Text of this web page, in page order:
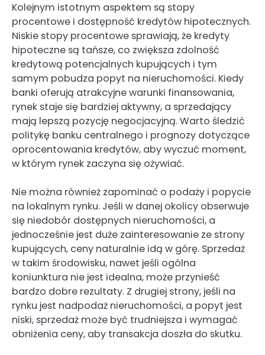
Kolejnym istotnym aspektem są stopy
procentowe i dostępność kredytów hipotecznych.
Niskie stopy procentowe sprawiają, że kredyty
hipoteczne są tańsze, co zwiększa zdolność
kredytową potencjalnych kupujących i tym
samym pobudza popyt na nieruchomości. Kiedy
banki oferują atrakcyjne warunki finansowania,
rynek staje się bardziej aktywny, a sprzedający
mają lepszą pozycję negocjacyjną. Warto śledzić
politykę banku centralnego i prognozy dotyczące
oprocentowania kredytów, aby wyczuć moment,
w którym rynek zaczyna się ożywiać.
Nie można również zapominać o podaży i popycie
na lokalnym rynku. Jeśli w danej okolicy obserwuje
się niedobór dostępnych nieruchomości, a
jednocześnie jest duże zainteresowanie ze strony
kupujących, ceny naturalnie idą w górę. Sprzedaż
w takim środowisku, nawet jeśli ogólna
koniunktura nie jest idealna, może przynieść
bardzo dobre rezultaty. Z drugiej strony, jeśli na
rynku jest nadpodaż nieruchomości, a popyt jest
niski, sprzedaż może być trudniejsza i wymagać
obniżenia ceny, aby transakcja doszła do skutku.